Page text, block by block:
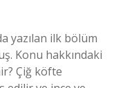
yazılan ilk bölüm
Konu hakkındaki
Çiğ köfte